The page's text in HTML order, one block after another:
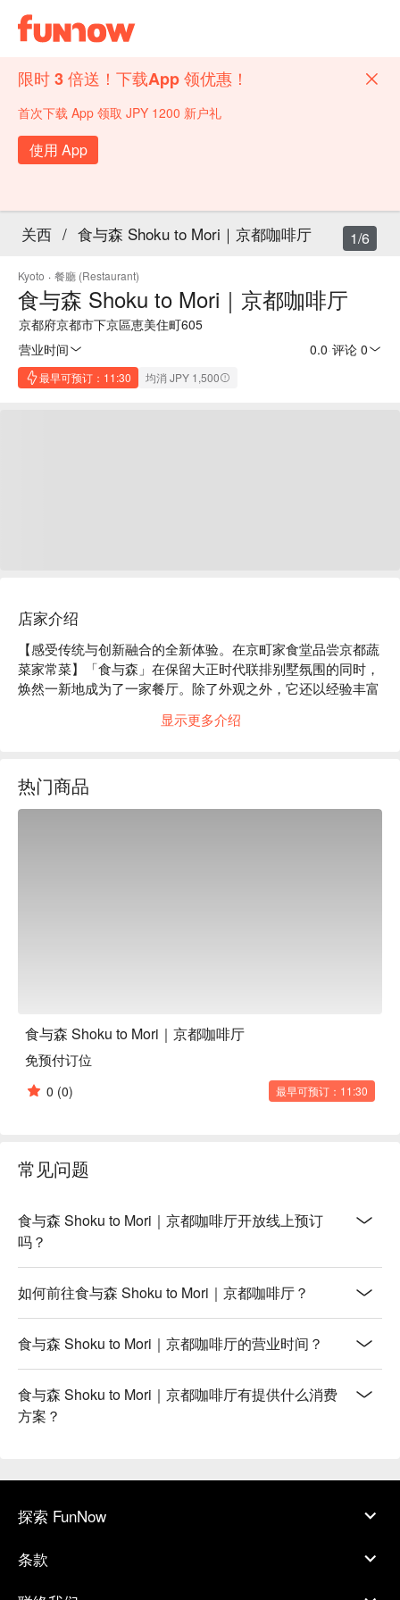
限时 3 倍送！下载App 领优惠！
首次下载 App 领取 JPY 1200 新户礼
使用 App
关西 / 食与森 Shoku to Mori｜京都咖啡厅
Kyoto · 餐廳 (Restaurant)
食与森 Shoku to Mori｜京都咖啡厅
京都府京都市下京區恵美住町605
营业时间
0.0 评论 0
最早可预订：11:30 均消 JPY 1,500
1/6
店家介绍
【感受传统与创新融合的全新体验。在京町家食堂品尝京都蔬
菜家常菜】「食与森」在保留大正时代联排别墅氛围的同时，
焕然一新地成为了一家餐厅。除了外观之外，它还以经验丰富
够带来全新体验的场所。从早餐到午餐，再到咖啡时光，这里
微风徐徐，营造出以大正时代的浪漫情调和观赏植物为主题的
休闲空间。无论是在京都观光还是散步，这里都是一个令人流
显示更多介绍
热门商品
食与森 Shoku to Mori｜京都咖啡厅
免预付订位
0 (0) 最早可预订：11:30
常见问题
食与森 Shoku to Mori｜京都咖啡厅开放线上预订
吗？
如何前往食与森 Shoku to Mori｜京都咖啡厅？
食与森 Shoku to Mori｜京都咖啡厅的营业时间？
食与森 Shoku to Mori｜京都咖啡厅有提供什么消费
方案？
探索 FunNow
条款